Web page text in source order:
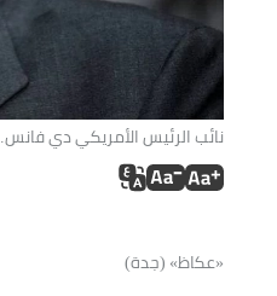
نائب الرئيس الأمريكي دي فانس.
«عكاظ» (جدة)